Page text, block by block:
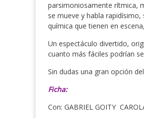
parsimoniosamente rítmica,
se mueve y habla
química que tienen en
Un espectáculo divertido,
cuanto más fáciles podrían
Sin dudas una gran opción
Ficha:
Con: GABRIEL GOITY